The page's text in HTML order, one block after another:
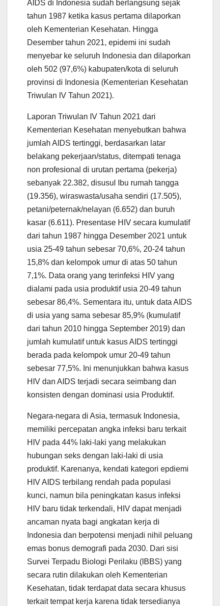
AIDS di Indonesia sudah berlangsung sejak
tahun 1987 ketika kasus pertama dilaporkan
oleh Kementerian Kesehatan. Hingga
Desember tahun 2021, epidemi ini sudah
menyebar ke seluruh Indonesia dan dilaporkan
oleh 502 (97,6%) kabupaten/kota di seluruh
provinsi di Indonesia (Kementerian Kesehatan
Triwulan IV Tahun 2021).
Laporan Triwulan IV Tahun 2021 dari
Kementerian Kesehatan menyebutkan bahwa
jumlah AIDS tertinggi, berdasarkan latar
belakang pekerjaan/status, ditempati tenaga
non profesional di urutan pertama (pekerja)
sebanyak 22.382, disusul Ibu rumah tangga
(19.356), wiraswasta/usaha sendiri (17.505),
petani/peternak/nelayan (6.652) dan buruh
kasar (6.611). Presentase HIV secara kumulatif
dari tahun 1987 hingga Desember 2021 untuk
usia 25-49 tahun sebesar 70,6%, 20-24 tahun
15,8% dan kelompok umur di atas 50 tahun
7,1%. Data orang yang terinfeksi HIV yang
dialami pada usia produktif usia 20-49 tahun
sebesar 86,4%. Sementara itu, untuk data AIDS
di usia yang sama sebesar 85,9% (kumulatif
dari tahun 2010 hingga September 2019) dan
jumlah kumulatif untuk kasus AIDS tertinggi
berada pada kelompok umur 20-49 tahun
sebesar 77,5%. Ini menunjukkan bahwa kasus
HIV dan AIDS terjadi secara seimbang dan
konsisten dengan dominasi usia Produktif.
Negara-negara di Asia, termasuk Indonesia,
memiliki percepatan angka infeksi baru terkait
HIV pada 44% laki-laki yang melakukan
hubungan seks dengan laki-laki di usia
produktif. Karenanya, kendati kategori epdiemi
HIV AIDS terbilang rendah pada populasi
kunci, namun bila peningkatan kasus infeksi
HIV baru tidak terkendali, HIV dapat menjadi
ancaman nyata bagi angkatan kerja di
Indonesia dan berpotensi menjadi nihil peluang
emas bonus demografi pada 2030. Dari sisi
Survei Terpadu Biologi Perilaku (IBBS) yang
secara rutin dilakukan oleh Kementerian
Kesehatan, tidak terdapat data secara khusus
terkait tempat kerja karena tidak tersedianya